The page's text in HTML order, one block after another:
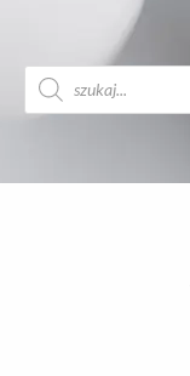
Wyszukiwarka
produktów